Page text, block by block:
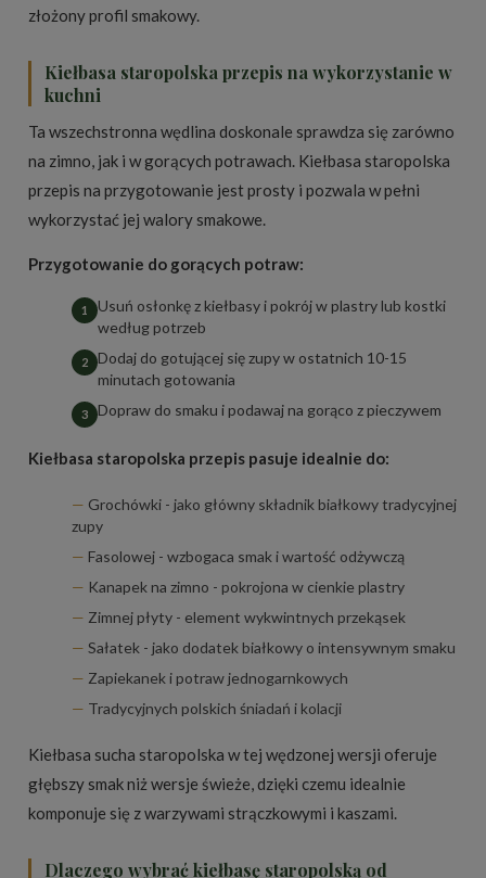
złożony profil smakowy.
Kiełbasa staropolska przepis na wykorzystanie w
kuchni
Ta wszechstronna wędlina doskonale sprawdza się zarówno
na zimno, jak i w gorących potrawach. Kiełbasa staropolska
przepis na przygotowanie jest prosty i pozwala w pełni
wykorzystać jej walory smakowe.
Przygotowanie do gorących potraw:
Usuń osłonkę z kiełbasy i pokrój w plastry lub kostki
według potrzeb
Dodaj do gotującej się zupy w ostatnich 10-15
minutach gotowania
Dopraw do smaku i podawaj na gorąco z pieczywem
Kiełbasa staropolska przepis pasuje idealnie do:
Grochówki - jako główny składnik białkowy tradycyjnej
zupy
Fasolowej - wzbogaca smak i wartość odżywczą
Kanapek na zimno - pokrojona w cienkie plastry
Zimnej płyty - element wykwintnych przekąsek
Sałatek - jako dodatek białkowy o intensywnym smaku
Zapiekanek i potraw jednogarnkowych
Tradycyjnych polskich śniadań i kolacji
Kiełbasa sucha staropolska w tej wędzonej wersji oferuje
głębszy smak niż wersje świeże, dzięki czemu idealnie
komponuje się z warzywami strączkowymi i kaszami.
Dlaczego wybrać kiełbasę staropolską od